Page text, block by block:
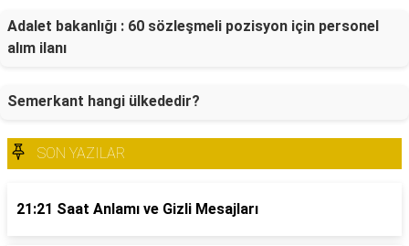
Adalet bakanlığı : 60 sözleşmeli pozisyon için personel
alım ilanı
Semerkant hangi ülkededir?
SON YAZILAR
21:21 Saat Anlamı ve Gizli Mesajları